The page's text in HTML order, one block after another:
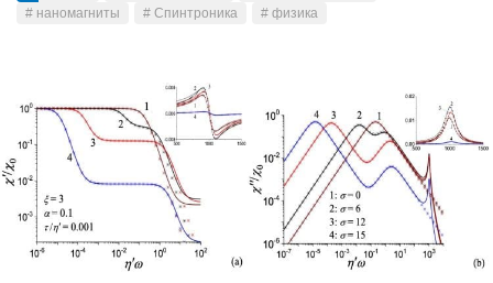
# наномагниты
# Спинтроника # физика